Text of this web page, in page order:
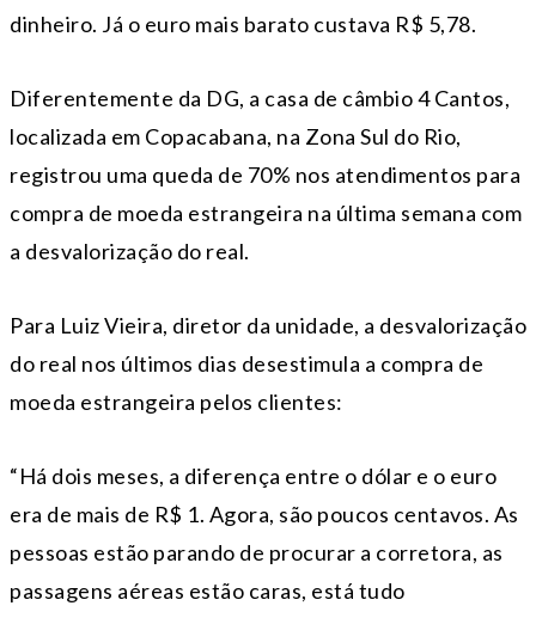
dinheiro. Já o euro mais barato custava R$ 5,78.
Diferentemente da DG, a casa de câmbio 4 Cantos,
localizada em Copacabana, na Zona Sul do Rio,
registrou uma queda de 70% nos atendimentos para
compra de moeda estrangeira na última semana com
a desvalorização do real.
Para Luiz Vieira, diretor da unidade, a desvalorização
do real nos últimos dias desestimula a compra de
moeda estrangeira pelos clientes:
“Há dois meses, a diferença entre o dólar e o euro
era de mais de R$ 1. Agora, são poucos centavos. As
pessoas estão parando de procurar a corretora, as
passagens aéreas estão caras, está tudo